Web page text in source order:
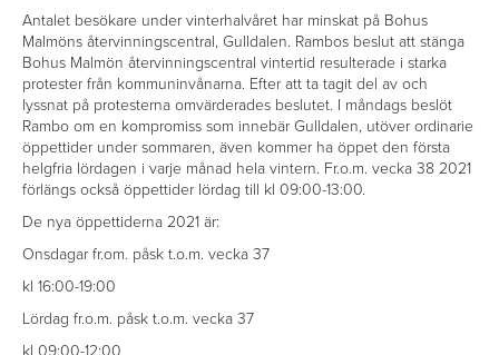
Antalet besökare under vinterhalvåret har minskat på Bohus
Malmöns återvinningscentral, Gulldalen. Rambos beslut att stänga
Bohus Malmön återvinningscentral vintertid resulterade i starka
protester från kommuninvånarna. Efter att ta tagit del av och
lyssnat på protesterna omvärderades beslutet. I måndags beslöt
Rambo om en kompromiss som innebär Gulldalen, utöver ordinarie
öppettider under sommaren, även kommer ha öppet den första
helgfria lördagen i varje månad hela vintern. Fr.o.m. vecka 38 2021
förlängs också öppettider lördag till kl 09:00-13:00.
De nya öppettiderna 2021 är:
Onsdagar fr.om. påsk t.o.m. vecka 37
kl 16:00-19:00
Lördag fr.o.m. påsk t.o.m. vecka 37
kl 09:00-12:00